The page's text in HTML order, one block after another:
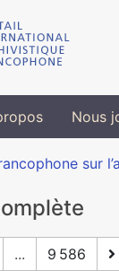
Nous
sur
... 9 586